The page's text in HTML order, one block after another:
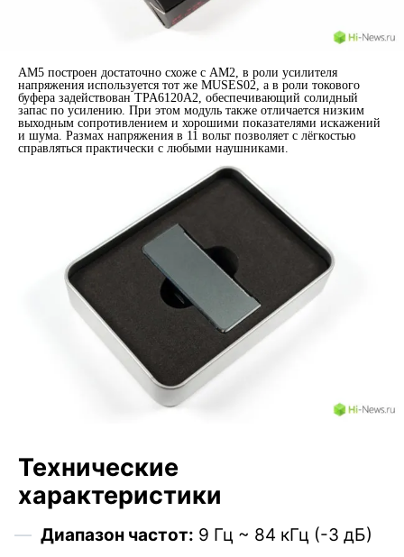
AM5 построен достаточно схоже с AM2, в роли усилителя
напряжения используется тот же MUSES02, а в роли токового
буфера задействован TPA6120A2, обеспечивающий солидный
запас по усилению. При этом модуль также отличается низким
выходным сопротивлением и хорошими показателями искажений
и шума. Размах напряжения в 11 вольт позволяет с лёгкостью
справляться практически с любыми наушниками.
Технические
характеристики
Диапазон частот: 9 Гц ~ 84 кГц (-3 дБ)